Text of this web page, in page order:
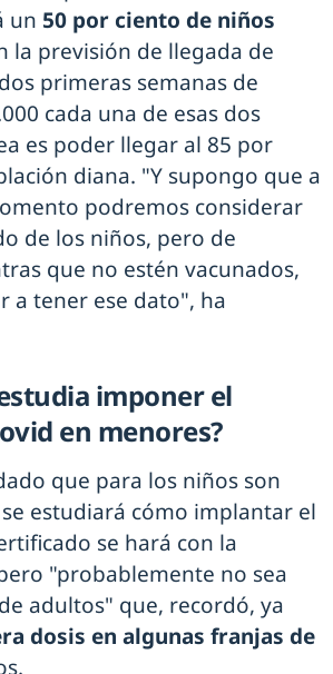
un 50 por ciento de niños
la previsión de llegada de
primeras semanas de
cada una de esas dos
es poder llegar al 85 por
diana. "Y supongo que a
podremos considerar
de los niños, pero de
que no estén vacunados,
a tener ese dato", ha
imponer el
en menores?
que para los niños son
estudiará cómo implantar el
se hará con la
"probablemente no sea
adultos" que, recordó, ya
dosis en algunas franjas de